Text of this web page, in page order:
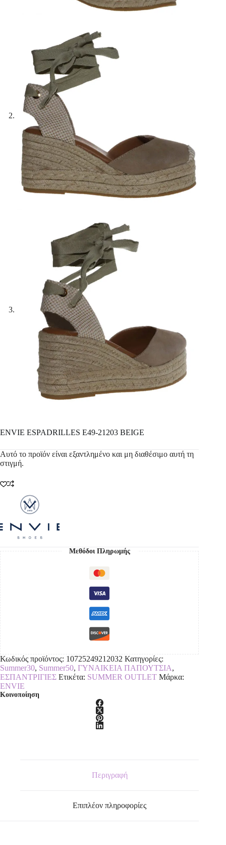
ENVIE ESPADRILLES E49-21203 BEIGE
Αυτό το προϊόν είναι εξαντλημένο και μη διαθέσιμο αυτή τη
στιγμή.
Μεθόδοι Πληρωμής
Κωδικός προϊόντος: 10725249212032 Κατηγορίες:
Summer30, Summer50, ΓΥΝΑΙΚΕΙΑ ΠΑΠΟΥΤΣΙΑ,
ΕΣΠΑΝΤΡΙΓΙΕΣ Ετικέτα: SUMMER OUTLET Μάρκα:
ENVIE
Κοινοποίηση
Περιγραφή
Επιπλέον πληροφορίες